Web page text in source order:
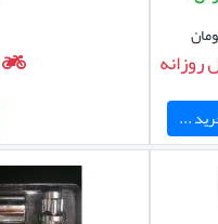
روزانه
...